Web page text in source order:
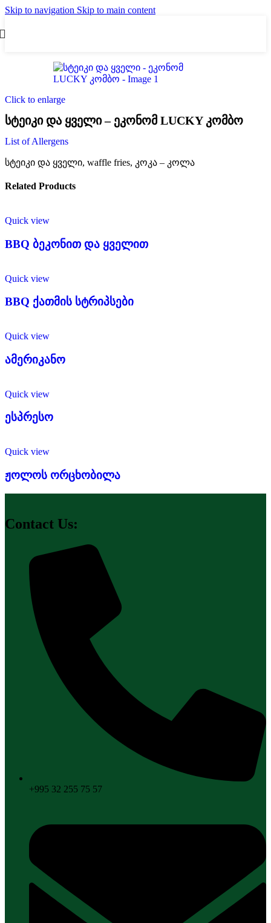
Skip to navigation Skip to main content
Click to enlarge
სტეიკი და ყველი – ეკონომ LUCKY კომბო
List of Allergens
სტეიკი და ყველი, waffle fries, კოკა – კოლა
Related Products
Quick view
BBQ ბეკონით და ყველით
Quick view
BBQ ქათმის სტრიპსები
Quick view
ამერიკანო
Quick view
ესპრესო
Quick view
ჟოლოს ორცხობილა
Contact Us:
+995 32 255 75 57